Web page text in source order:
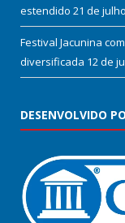
estendido 21 de
Festival Jacunina
diversificada 12 de
DESENVOLVIDO